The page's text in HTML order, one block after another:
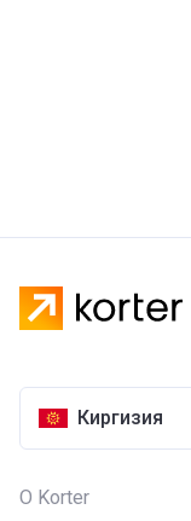
Киргизия
О Korter